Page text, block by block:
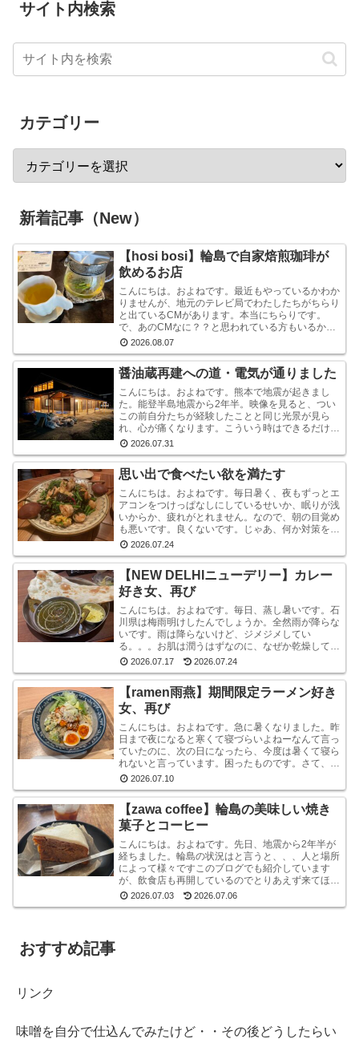
サイト内検索
カテゴリー
新着記事（New）
【hosi bosi】輪島で自家焙煎珈琲が
飲めるお店
こんにちは。およねです。最近もやっているかわか
りませんが、地元のテレビ局でわたしたちがちらり
と出ているCMがあります。本当にちらりです。
で、あのCMなに？？と思われている方もいるかも
しれませんが、あれは『石川県信用保証協会』とい
2026.08.07
醤油蔵再建への道・電気が通りました
こんにちは。およねです。熊本で地震が起きまし
た。能登半島地震から2年半。映像を見ると、つい
この前自分たちが経験したことと同じ光景が見ら
れ、心が痛くなります。こういう時はできるだけ情
報から離れたほうがいいと言いますが・・・気にな
2026.07.31
思い出で食べたい欲を満たす
こんにちは。およねです。毎日暑く、夜もずっとエ
アコンをつけっぱなしにしているせいか、眠りが浅
いからか、疲れがとれません。なので、朝の目覚め
も悪いです。良くないです。じゃあ、何か対策をし
ているかと言われれば、何もしていません。いや、
2026.07.24
【NEW DELHIニューデリー】カレー
好き女、再び
こんにちは。およねです。毎日、蒸し暑いです。石
川県は梅雨明けしたんでしょうか。全然雨が降らな
いです。雨は降らないけど、ジメジメしてい
る。。。お肌は潤うはずなのに、なぜか乾燥してい
ます。しかも、おでこと片方のこめかみだけ。年
2026.07.17 2026.07.24
【ramen雨燕】期間限定ラーメン好き
女、再び
こんにちは。およねです。急に暑くなりました。昨
日まで夜になると寒くて寝づらいよねーなんて言っ
ていたのに、次の日になったら、今度は暑くて寝ら
れないと言っています。困ったものです。さて、先
日金沢へ行ったとき、ひさしぶりにひとりラーメン
2026.07.10
【zawa coffee】輪島の美味しい焼き
菓子とコーヒー
こんにちは。およねです。先日、地震から2年半が
経ちました。輪島の状況はと言うと、、、人と場所
によって様々ですこのブログでも紹介しています
が、飲食店も再開しているのでとりあえず来てほし
いです。宿泊施設は少な目ですが、、、参考サイト
2026.07.03 2026.07.06
おすすめ記事
リンク
味噌を自分で仕込んでみたけど・・その後どうしたらい